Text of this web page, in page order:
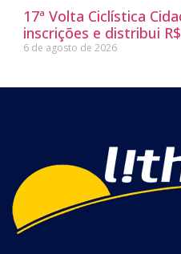
17ª Volta Ciclística
inscrições e distribui
6 de agosto de 2026